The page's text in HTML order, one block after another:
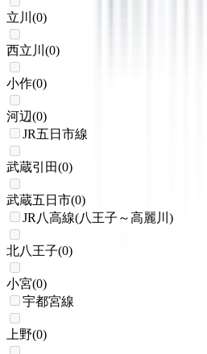
立川 (0)
西立川 (0)
小作(0)
河辺(0)
JR五日市線
武蔵引田(0)
武蔵五日市(0)
JR八高線(八王子～高麗川)
北八王子(0)
小宮(0)
宇都宮線
上野(0)